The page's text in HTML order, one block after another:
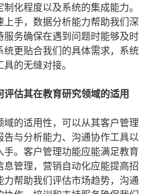
化程度以及系统的集成能力。
手，数据分析能力帮助我们深
务确保在遇到问题时能够及时
更贴合我们的具体需求，系统
的无缝对接。
估其在教育研究领域的适用
的适用性，可以从其客户管理
与分析能力、沟通协作工具以
。客户管理功能应能满足教育
管理，营销自动化应能提高招
帮助我们评估市场趋势，沟通